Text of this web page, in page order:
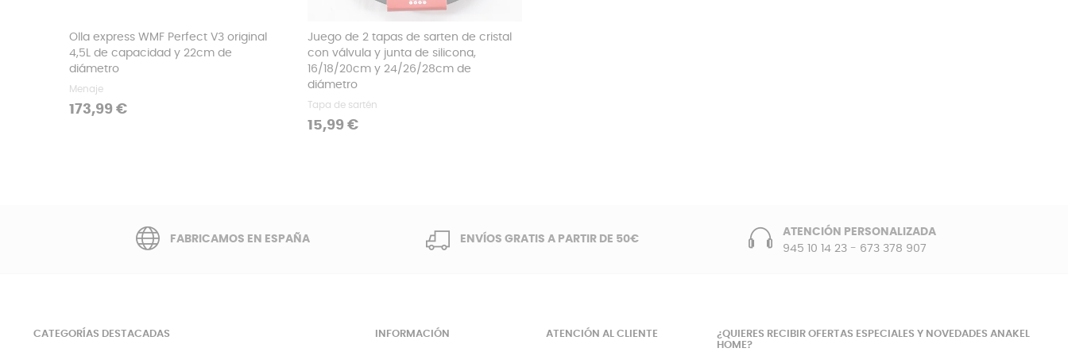
Olla express WMF Perfect V3 original
4,5L de capacidad y 22cm de
diámetro
Menaje
Precio
173,99 €
Juego de 2 tapas de sarten de cristal
con válvula y junta de silicona,
16/18/20cm y 24/26/28cm de
diámetro
Tapa de sartén
Precio
15,99 €
FABRICAMOS EN ESPAÑA ENVÍOS GRATIS A PARTIR DE 50€
ATENCIÓN PERSONALIZADA
945 10 14 23 - 673 378 907
CATEGORÍAS DESTACADAS INFORMACIÓN ATENCIÓN AL CLIENTE
¿QUIERES RECIBIR OFERTAS ESPECIALES Y NOVEDADES ANAKEL
HOME?